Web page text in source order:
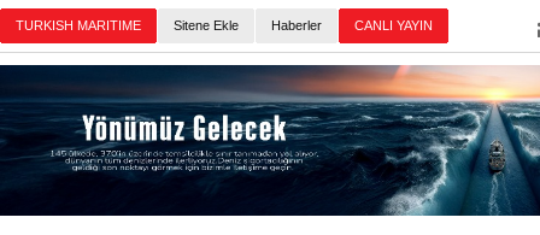
Sitene Ekle Haberler